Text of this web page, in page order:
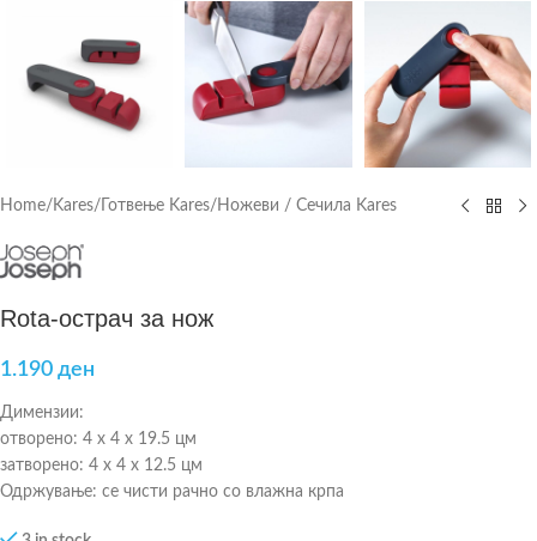
Home/ Kares/ Готвење Kares/ Ножеви / Сечила Kares
Rota-острач за нож
1.190 ден
Димензии:
отворено: 4 x 4 x 19.5 цм
затворено: 4 x 4 x 12.5 цм
Одржување: се чисти рачно со влажна крпа